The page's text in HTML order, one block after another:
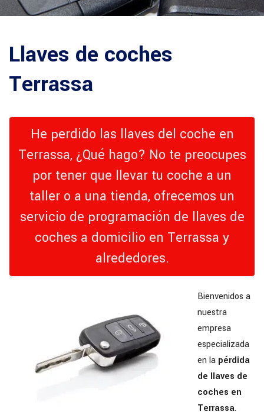
Llaves de coches
Terrassa
He perdido las llaves del coche en
Terrassa, ¿Qué hago? No te preocupes
por tener que llevar tu coche a un
taller o a una tienda, ofrecemos un
servicio de programación de llaves de
coches a domicilio en Terrassa y
alrededores.
Bienvenidos a
nuestra
empresa
especializada
en la pérdida
de llaves de
coches en
Terrassa.